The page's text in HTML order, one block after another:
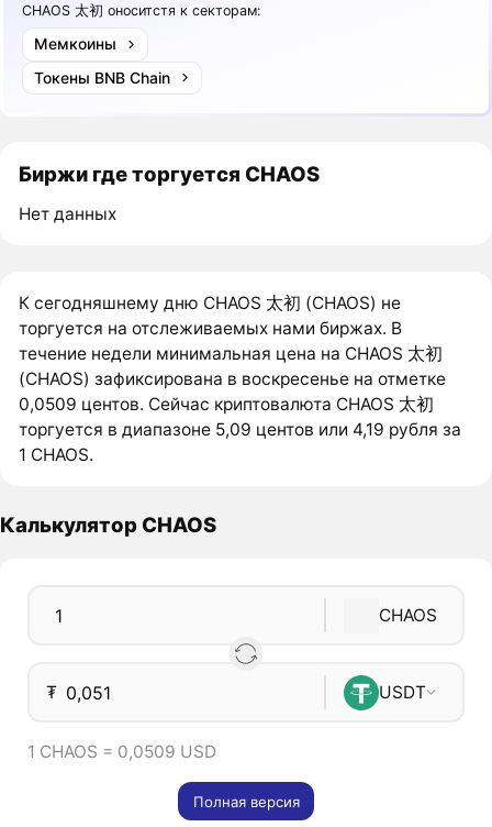
CHAOS 太初 оноситстя к секторам:
Мемкоины
Токены BNB Chain
Биржи где торгуется CHAOS
Нет данных
К сегодняшнему дню CHAOS 太初 (CHAOS) не
торгуется на отслеживаемых нами биржах. В
течение недели минимальная цена на CHAOS 太初
(CHAOS) зафиксирована в воскресенье на отметке
0,0509 центов. Сейчас криптовалюта CHAOS 太初
торгуется в диапазоне 5,09 центов или 4,19 рубля за
1 CHAOS.
Калькулятор CHAOS
CHAOS
₮ USDT
1 CHAOS = 0,0509 USD
Полная версия